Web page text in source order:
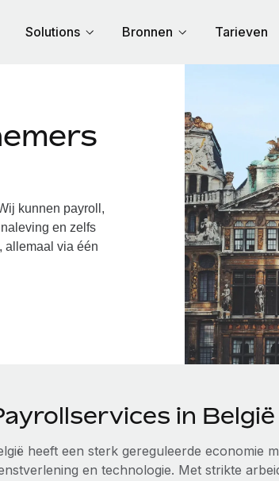
Solutions Bronnen Tarieven
kunnen payroll,
en zelfs
allemaal via één
in België
heeft een sterk gereguleerde economie
en technologie. Met strikte